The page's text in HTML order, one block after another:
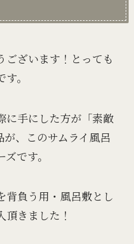
ございます！とっても
。
に手にした方が「素敵
、このサムライ風呂
です。
背負う用・風呂敷とし
きました！